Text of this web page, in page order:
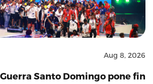
Aug 8, 2026
Santo Domingo pone fin